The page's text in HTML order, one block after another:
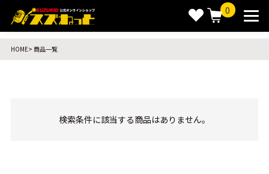
0
HOME 商品一覧
検索条件に該当する商品はありません。